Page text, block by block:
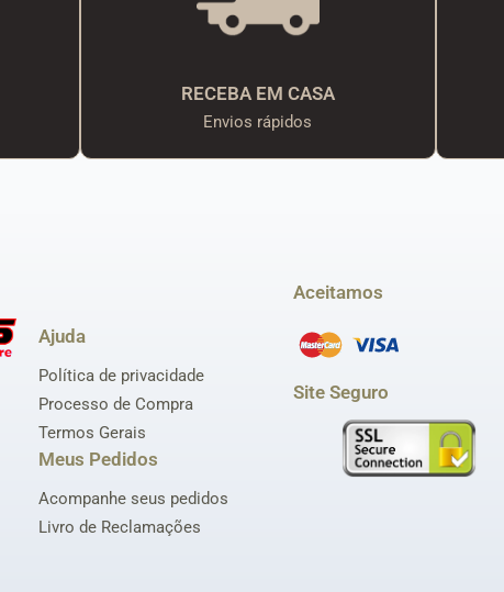
RECEBA EM CASA
Envios rápidos
Ajuda
Política de privacidade
Processo de Compra
Termos Gerais
Meus Pedidos
Acompanhe seus pedidos
Livro de Reclamações
Aceitamos
Site Seguro